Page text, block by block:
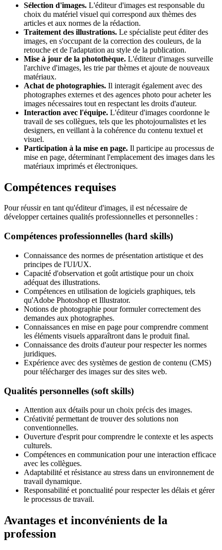
Sélection d'images. L'éditeur d'images est responsable du
choix du matériel visuel qui correspond aux thèmes des
articles et aux normes de la rédaction.
Traitement des illustrations. Le spécialiste peut éditer des
images, en s'occupant de la correction des couleurs, de la
retouche et de l'adaptation au style de la publication.
Mise à jour de la photothèque. L'éditeur d'images surveille
l'archive d'images, les trie par thèmes et ajoute de nouveaux
matériaux.
Achat de photographies. Il interagit également avec des
photographes externes et des agences photo pour acheter les
images nécessaires tout en respectant les droits d'auteur.
Interaction avec l'équipe. L'éditeur d'images coordonne le
travail de ses collègues, tels que les photojournalistes et les
designers, en veillant à la cohérence du contenu textuel et
visuel.
Participation à la mise en page. Il participe au processus de
mise en page, déterminant l'emplacement des images dans les
matériaux imprimés et électroniques.
Compétences requises
Pour réussir en tant qu'éditeur d'images, il est nécessaire de
développer certaines qualités professionnelles et personnelles :
Compétences professionnelles (hard skills)
Connaissance des normes de présentation artistique et des
principes de l'UI/UX.
Capacité d'observation et goût artistique pour un choix
adéquat des illustrations.
Compétences en utilisation de logiciels graphiques, tels
qu'Adobe Photoshop et Illustrator.
Notions de photographie pour formuler correctement des
demandes aux photographes.
Connaissances en mise en page pour comprendre comment
les éléments visuels apparaîtront dans le produit final.
Connaissance des droits d'auteur pour respecter les normes
juridiques.
Expérience avec des systèmes de gestion de contenu (CMS)
pour télécharger des images sur des sites web.
Qualités personnelles (soft skills)
Attention aux détails pour un choix précis des images.
Créativité permettant de trouver des solutions non
conventionnelles.
Ouverture d'esprit pour comprendre le contexte et les aspects
culturels.
Compétences en communication pour une interaction efficace
avec les collègues.
Adaptabilité et résistance au stress dans un environnement de
travail dynamique.
Responsabilité et ponctualité pour respecter les délais et gérer
le processus de travail.
Avantages et inconvénients de la
profession